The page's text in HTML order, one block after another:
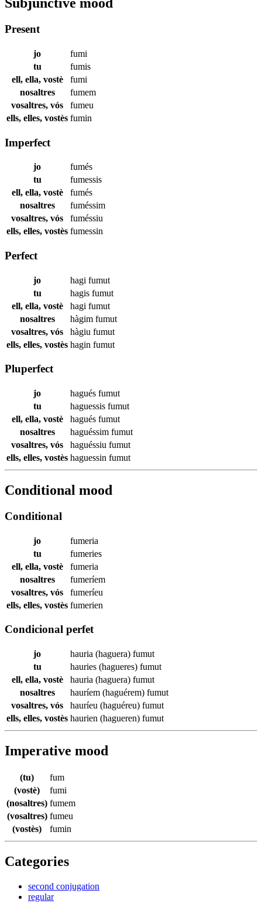
Present
jo
fumi
tu
fumis
ell, ella, vostè
fumi
nosaltres
fumem
vosaltres, vós
fumeu
ells, elles, vostès fumin
Imperfect
jo
fumés
tu
fumessis
ell, ella, vostè
fumés
nosaltres
fuméssim
vosaltres, vós
fuméssiu
ells, elles, vostès fumessin
Perfect
jo hagi fumut
tu
hagis fumut
ell, ella, vostè
hagi fumut
nosaltres
hàgim fumut
vosaltres, vós
hàgiu fumut
ells, elles, vostès hagin fumut
Pluperfect
jo hagués fumut
tu
haguessis fumut
ell, ella, vostè
hagués fumut
nosaltres
haguéssim fumut
vosaltres, vós
haguéssiu fumut
ells, elles, vostès haguessin fumut
Conditional mood
Conditional
jo
fumeria
tu
fumeries
ell, ella, vostè
fumeria
nosaltres
fumeríem
vosaltres, vós
fumeríeu
ells, elles, vostès fumerien
Condicional perfet
jo hauria (haguera) fumut
tu
hauries (hagueres) fumut
ell, ella, vostè
hauria (haguera) fumut
nosaltres
hauríem (haguérem) fumut
vosaltres, vós
hauríeu (haguéreu) fumut
ells, elles, vostès haurien (hagueren) fumut
Imperative mood
(tu)
fum
(vostè)
fumi
(nosaltres) fumem
(vosaltres) fumeu
(vostès)
fumin
Categories
second conjugation
regular